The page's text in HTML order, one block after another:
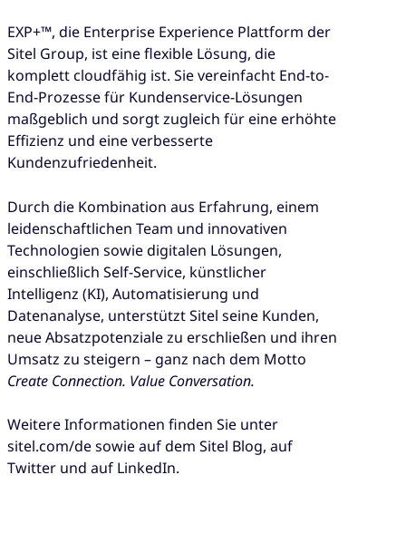
EXP+™, die Enterprise Experience Plattform der
Sitel Group, ist eine flexible Lösung, die
komplett cloudfähig ist. Sie vereinfacht End-to-
End-Prozesse für Kundenservice-Lösungen
maßgeblich und sorgt zugleich für eine erhöhte
Effizienz und eine verbesserte
Kundenzufriedenheit.
Durch die Kombination aus Erfahrung, einem
leidenschaftlichen Team und innovativen
Technologien sowie digitalen Lösungen,
einschließlich Self-Service, künstlicher
Intelligenz (KI), Automatisierung und
Datenanalyse, unterstützt Sitel seine Kunden,
neue Absatzpotenziale zu erschließen und ihren
Umsatz zu steigern – ganz nach dem Motto
Create Connection. Value Conversation.
Weitere Informationen finden Sie unter
sitel.com/de sowie auf dem Sitel Blog, auf
Twitter und auf LinkedIn.